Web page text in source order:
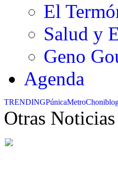
El
Salud y
Geno
Agenda
TRENDINGPúnicaMetro
Otras Noticias